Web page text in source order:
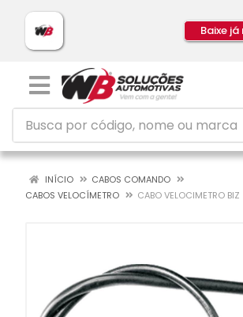
Baixe já
INÍCIO
CABOS COMANDO
CABOS VELOCÍMETRO
CABO VELOCIMETRO BIZ